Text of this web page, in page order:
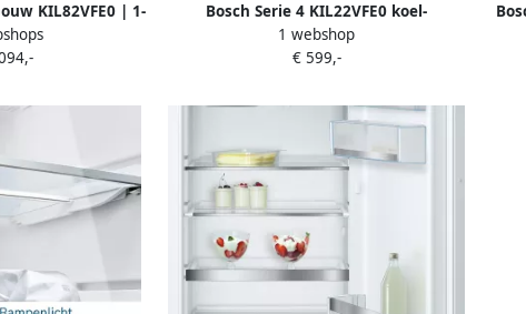
KIL82VFE0 | 1-
Keuken&Koken
Bosch Serie 4 KIL22VFE0 koel-
vriescombinatie Ingebouwd 119 l E Wit
1 webshop
€ 599,-